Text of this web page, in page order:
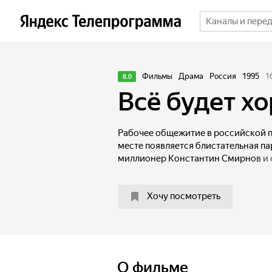
8.0 Фильмы Драма Россия 1995
Всё будет
Рабочее общежитие в российской
месте появляется блистательная
миллионер Константин Смирнов и
красавицу-невесту и пытается
Хочу посмотреть
О фильме